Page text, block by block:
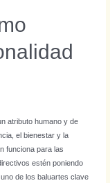
atributo humano y de
el bienestar y la
funciona para las
estén poniendo
de los baluartes clave